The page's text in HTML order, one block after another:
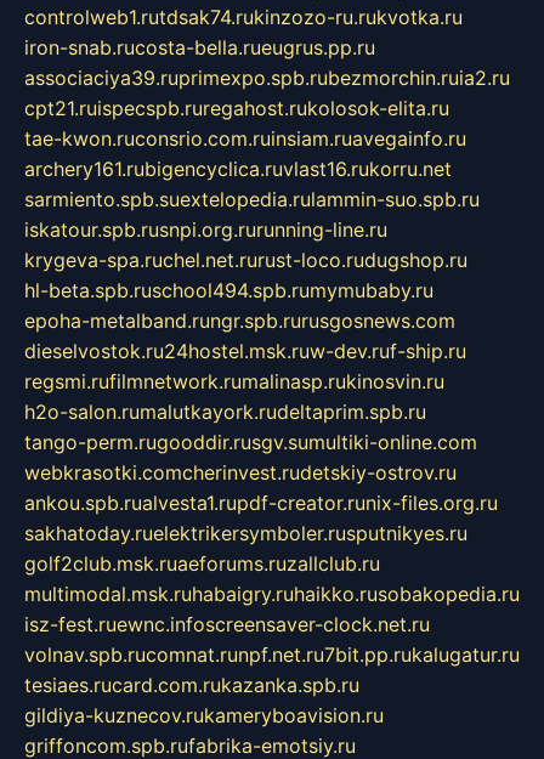
controlweb1.rutdsak74.rukinzozo-ru.rukvotka.ru
iron-snab.rucosta-bella.rueugrus.pp.ru
associaciya39.ruprimexpo.spb.rubezmorchin.ruia2.ru
cpt21.ruispecspb.ruregahost.rukolosok-elita.ru
tae-kwon.ruconsrio.com.ruinsiam.ruavegainfo.ru
archery161.rubigencyclica.ruvlast16.rukorru.net
sarmiento.spb.suextelopedia.rulammin-suo.spb.ru
iskatour.spb.rusnpi.org.rurunning-line.ru
krygeva-spa.ruchel.net.rurust-loco.rudugshop.ru
hl-beta.spb.ruschool494.spb.rumymubaby.ru
epoha-metalband.rungr.spb.rurusgosnews.com
dieselvostok.ru24hostel.msk.ruw-dev.ruf-ship.ru
regsmi.rufilmnetwork.rumalinasp.rukinosvin.ru
h2o-salon.rumalutkayork.rudeltaprim.spb.ru
tango-perm.rugooddir.rusgv.sumultiki-online.com
webkrasotki.comcherinvest.rudetskiy-ostrov.ru
ankou.spb.rualvesta1.rupdf-creator.runix-files.org.ru
sakhatoday.ruelektrikersymboler.rusputnikyes.ru
golf2club.msk.ruaeforums.ruzallclub.ru
multimodal.msk.ruhabaigry.ruhaikko.rusobakopedia.ru
isz-fest.ruewnc.infoscreensaver-clock.net.ru
volnav.spb.rucomnat.runpf.net.ru7bit.pp.rukalugatur.ru
tesiaes.rucard.com.rukazanka.spb.ru
gildiya-kuznecov.rukameryboavision.ru
griffoncom.spb.rufabrika-emotsiy.ru